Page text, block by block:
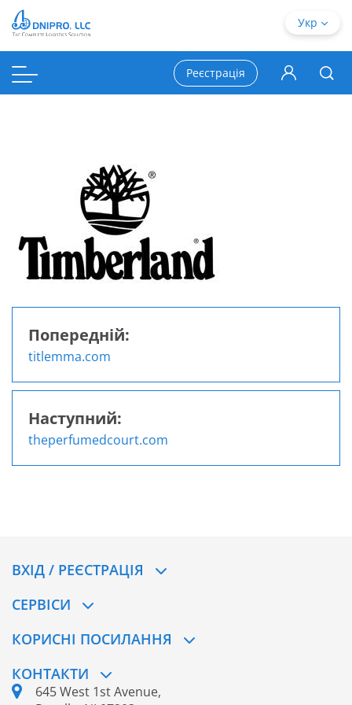
Навігація
записів
Попередній:
titlemma.com
Наступний:
theperfumedcourt.com
Укр
Реєстрація
ВХІД / РЕЄСТРАЦІЯ
CЕРВІСИ
КОРИСНІ ПОСИЛАННЯ
КОНТАКТИ
645 West 1st Avenue,